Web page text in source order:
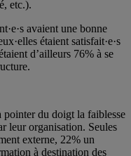
etc.).
avaient une bonne
étaient satisfait·e·s
d’ailleurs 76% à se
pointer du doigt la faiblesse
leur organisation. Seules
externe, 22% un
à destination des